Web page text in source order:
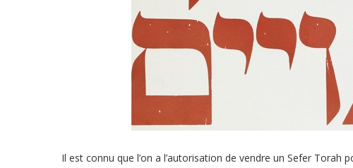
Il est connu que l’on a l’autorisation de vendre un Sefer Torah